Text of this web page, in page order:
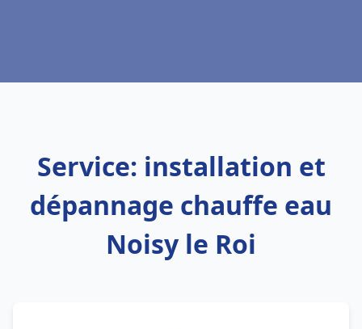
Service: installation et
dépannage chauffe eau
Noisy le Roi